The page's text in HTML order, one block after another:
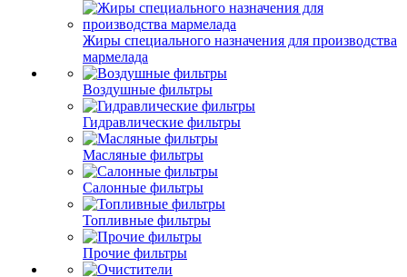
Жиры специального назначения для производства
мармелада
Воздушные фильтры
Гидравлические фильтры
Масляные фильтры
Салонные фильтры
Топливные фильтры
Прочие фильтры